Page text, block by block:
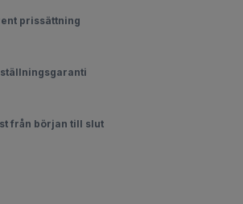
prissättning
från början till slut